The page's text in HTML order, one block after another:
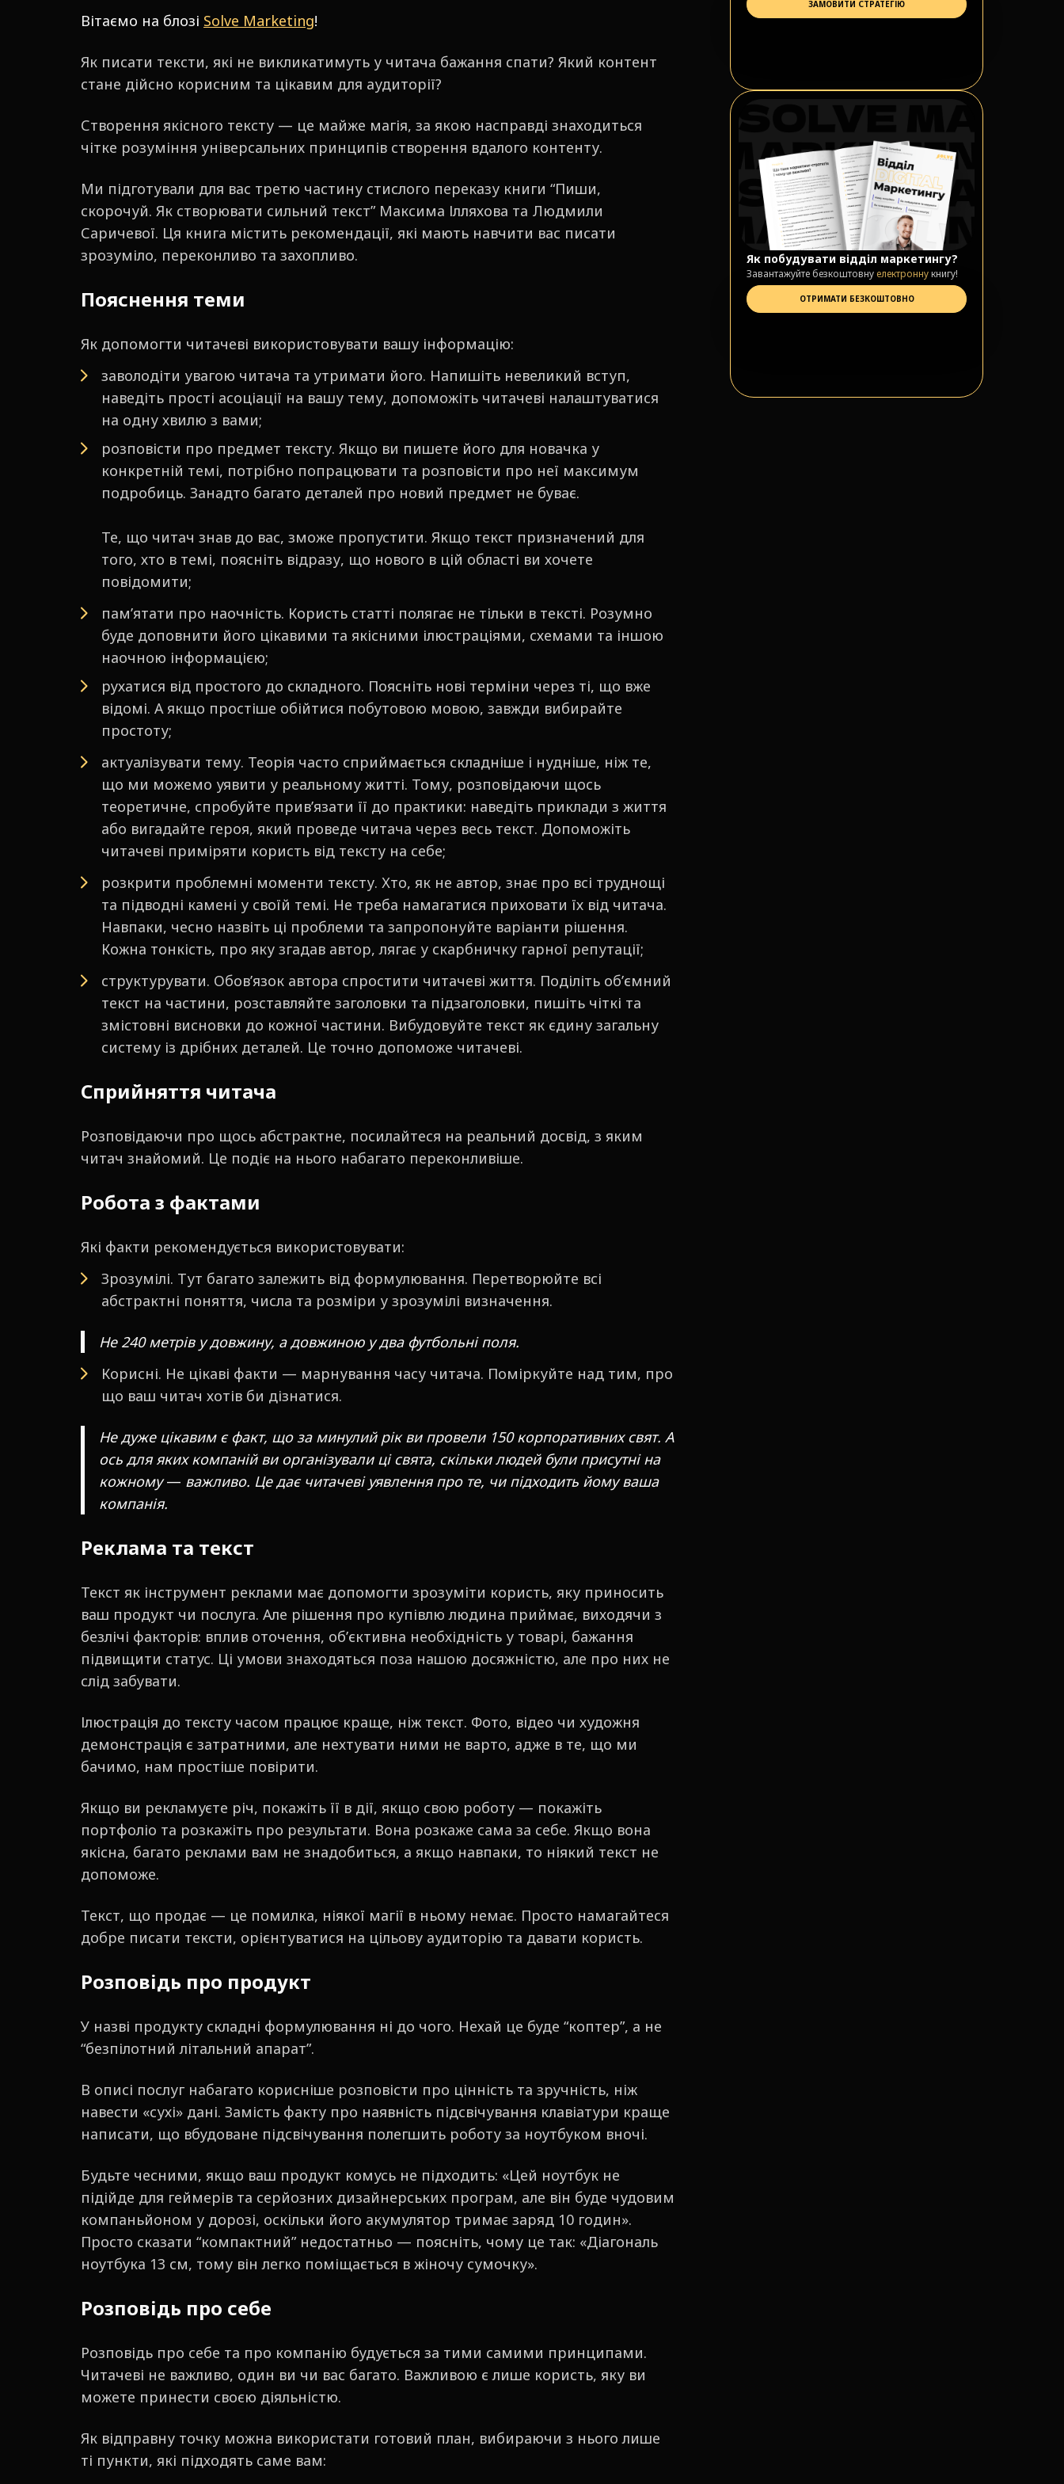
Вітаємо на блозі Solve Marketing!
Як писати тексти, які не викликатимуть у читача бажання спати? Який контент
стане дійсно корисним та цікавим для аудиторії?
Створення якісного тексту — це майже магія, за якою насправді знаходиться
чітке розуміння універсальних принципів створення вдалого контенту.
Ми підготували для вас третю частину стислого переказу книги “Пиши,
скорочуй. Як створювати сильний текст” Максима Ілляхова та Людмили
Саричевої. Ця книга містить рекомендації, які мають навчити вас писати
зрозуміло, переконливо та захопливо.
Пояснення теми
Як допомогти читачеві використовувати вашу інформацію:
заволодіти увагою читача та утримати його. Напишіть невеликий вступ,
наведіть прості асоціації на вашу тему, допоможіть читачеві налаштуватися
на одну хвилю з вами;
розповісти про предмет тексту. Якщо ви пишете його для новачка у
конкретній темі, потрібно попрацювати та розповісти про неї максимум
подробиць. Занадто багато деталей про новий предмет не буває.
Те, що читач знав до вас, зможе пропустити. Якщо текст призначений для
того, хто в темі, поясніть відразу, що нового в цій області ви хочете
повідомити;
пам’ятати про наочність. Користь статті полягає не тільки в тексті. Розумно
буде доповнити його цікавими та якісними ілюстраціями, схемами та іншою
наочною інформацією;
рухатися від простого до складного. Поясніть нові терміни через ті, що вже
відомі. А якщо простіше обійтися побутовою мовою, завжди вибирайте
простоту;
актуалізувати тему. Теорія часто сприймається складніше і нудніше, ніж те,
що ми можемо уявити у реальному житті. Тому, розповідаючи щось
теоретичне, спробуйте прив’язати її до практики: наведіть приклади з життя
або вигадайте героя, який проведе читача через весь текст. Допоможіть
читачеві приміряти користь від тексту на себе;
розкрити проблемні моменти тексту. Хто, як не автор, знає про всі труднощі
та підводні камені у своїй темі. Не треба намагатися приховати їх від читача.
Навпаки, чесно назвіть ці проблеми та запропонуйте варіанти рішення.
Кожна тонкість, про яку згадав автор, лягає у скарбничку гарної репутації;
структурувати. Обов’язок автора спростити читачеві життя. Поділіть об’ємний
текст на частини, розставляйте заголовки та підзаголовки, пишіть чіткі та
змістовні висновки до кожної частини. Вибудовуйте текст як єдину загальну
систему із дрібних деталей. Це точно допоможе читачеві.
Сприйняття читача
Розповідаючи про щось абстрактне, посилайтеся на реальний досвід, з яким
читач знайомий. Це подіє на нього набагато переконливіше.
Робота з фактами
Які факти рекомендується використовувати:
Зрозумілі. Тут багато залежить від формулювання. Перетворюйте всі
абстрактні поняття, числа та розміри у зрозумілі визначення.
Не 240 метрів у довжину, а довжиною у два футбольні поля.
Корисні. Не цікаві факти — марнування часу читача. Поміркуйте над тим, про
що ваш читач хотів би дізнатися.
Не дуже цікавим є факт, що за минулий рік ви провели 150 корпоративних свят. А
ось для яких компаній ви організували ці свята, скільки людей були присутні на
кожному— важливо. Це дає читачеві уявлення про те, чи підходить йому ваша
компанія.
Реклама та текст
Текст як інструмент реклами має допомогти зрозуміти користь, яку приносить
ваш продукт чи послуга. Але рішення про купівлю людина приймає, виходячи з
безлічі факторів: вплив оточення, об’єктивна необхідність у товарі, бажання
підвищити статус. Ці умови знаходяться поза нашою досяжністю, але про них не
слід забувати.
Ілюстрація до тексту часом працює краще, ніж текст. Фото, відео чи художня
демонстрація є затратними, але нехтувати ними не варто, адже в те, що ми
бачимо, нам простіше повірити.
Якщо ви рекламуєте річ, покажіть її в дії, якщо свою роботу — покажіть
портфоліо та розкажіть про результати. Вона розкаже сама за себе. Якщо вона
якісна, багато реклами вам не знадобиться, а якщо навпаки, то ніякий текст не
допоможе.
Текст, що продає — це помилка, ніякої магії в ньому немає. Просто намагайтеся
добре писати тексти, орієнтуватися на цільову аудиторію та давати користь.
Розповідь про продукт
У назві продукту складні формулювання ні до чого. Нехай це буде “коптер”, а не
“безпілотний літальний апарат”.
В описі послуг набагато корисніше розповісти про цінність та зручність, ніж
навести «сухі» дані. Замість факту про наявність підсвічування клавіатури краще
написати, що вбудоване підсвічування полегшить роботу за ноутбуком вночі.
Будьте чесними, якщо ваш продукт комусь не підходить: «Цей ноутбук не
підійде для геймерів та серйозних дизайнерських програм, але він буде чудовим
компаньйоном у дорозі, оскільки його акумулятор тримає заряд 10 годин».
Просто сказати “компактний” недостатньо — поясніть, чому це так: «Діагональ
ноутбука 13 см, тому він легко поміщається в жіночу сумочку».
Розповідь про себе
Розповідь про себе та про компанію будується за тими самими принципами.
Читачеві не важливо, один ви чи вас багато. Важливою є лише користь, яку ви
можете принести своєю діяльністю.
Як відправну точку можна використати готовий план, вибираючи з нього лише
ті пункти, які підходять саме вам:
Як побудувати відділ маркетингу?
Завантажуйте безкоштовну електроннукнигу!
ОТРИМАТИ БЕЗКОШТОВНО
ЗАМОВИТИ СТРАТЕГІЮ